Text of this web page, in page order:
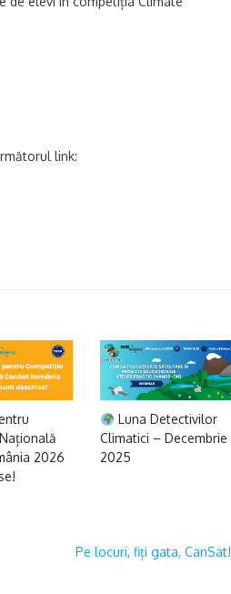
link:
2026
Luna Detectivilor
Climatici – Decembrie
2025
Pe locuri, fiți gata, CanSat!